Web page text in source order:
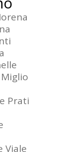
Prati
Viale